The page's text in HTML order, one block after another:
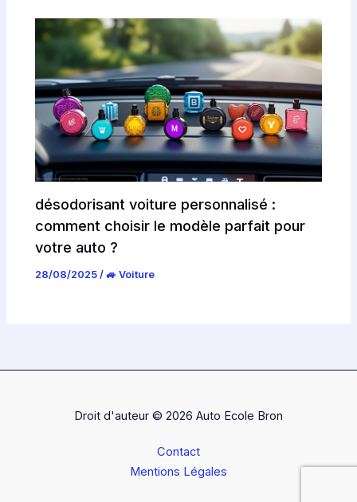
désodorisant voiture personnalisé :
comment choisir le modèle parfait pour
votre auto ?
28/08/2025/🚙 Voiture
Droit d'auteur © 2026 Auto Ecole Bron
Contact
Mentions Légales